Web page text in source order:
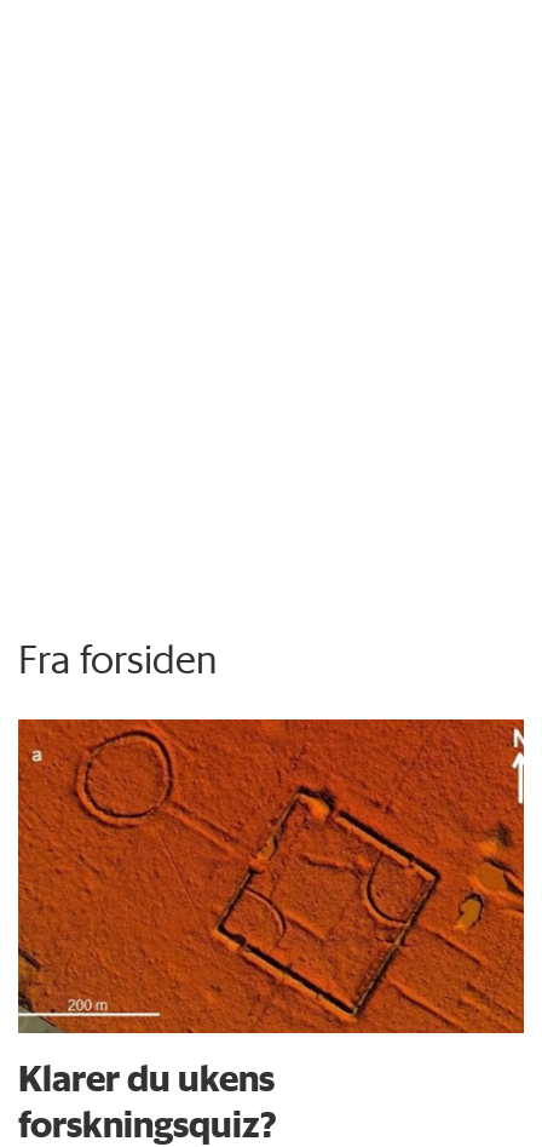
Fra forsiden
Klarer du ukens
forskningsquiz?